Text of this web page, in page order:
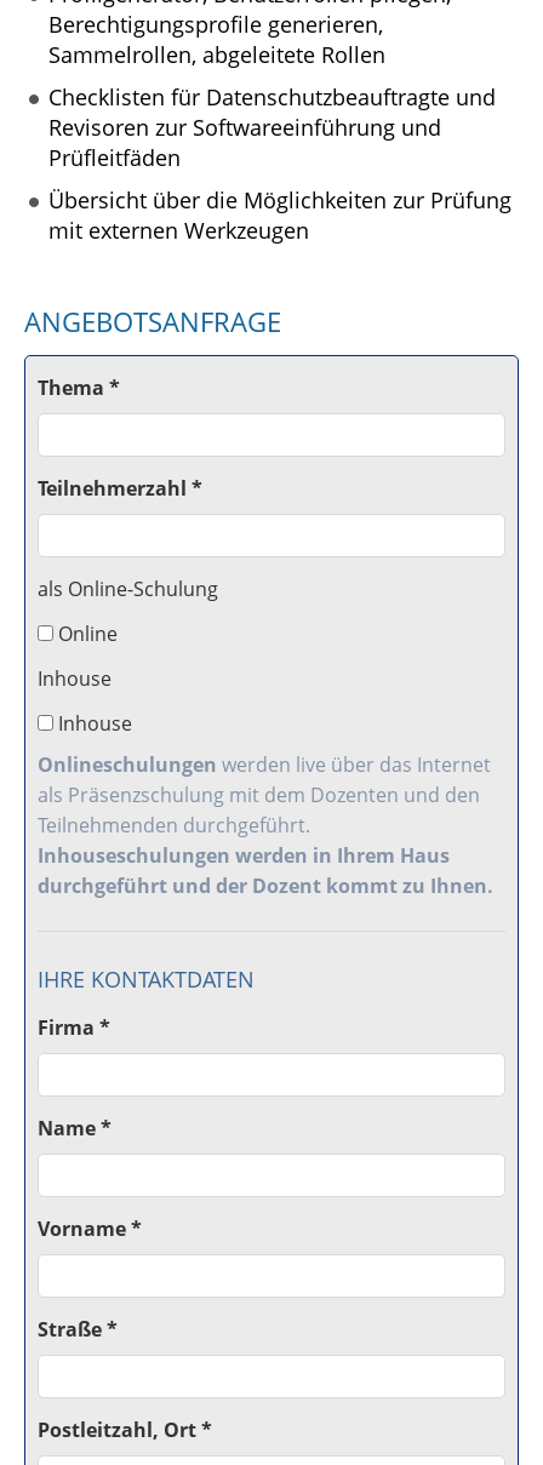
Berechtigungsprofile generieren,
Sammelrollen, abgeleitete Rollen
Checklisten für Datenschutzbeauftragte und
Revisoren zur Softwareeinführung und
Prüfleitfäden
Übersicht über die Möglichkeiten zur Prüfung
mit externen Werkzeugen
ANGEBOTSANFRAGE
Thema *
Teilnehmerzahl *
als Online-Schulung
Online
Inhouse
Inhouse
Onlineschulungen werden live über das Internet
als Präsenzschulung mit dem Dozenten und den
Teilnehmenden durchgeführt.
Inhouseschulungen werden in Ihrem Haus
durchgeführt und der Dozent kommt zu Ihnen.
IHRE KONTAKTDATEN
Firma *
Name *
Vorname *
Straße *
Postleitzahl, Ort *